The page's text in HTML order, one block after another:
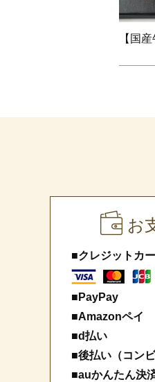
【国
お
■クレジットカ
■PayPay
■Amazonペイ
■d払い
■後払い（コン
■auかんたん決